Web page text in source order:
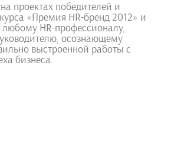
проектах победителей и
«Премия HR-бренд 2012» и
любому HR-профессионалу,
осознающему
выстроенной работы с
бизнеса.